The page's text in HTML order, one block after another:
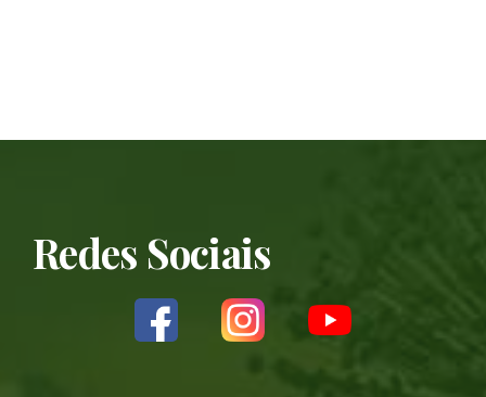
Redes Sociais